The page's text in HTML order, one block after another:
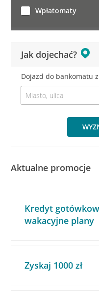
Jak dojechać?
Dojazd do bankomatu
Wpłatomaty
Aktualne promocje
Kredyt
wakacyjne plany
Zyskaj 1000 zł